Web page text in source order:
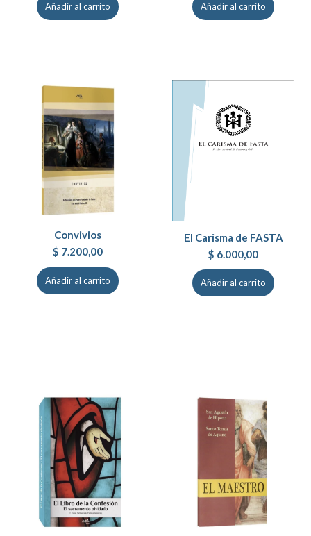
Añadir al carrito Añadir al carrito
Convivios
$ 7.200,00
Añadir al carrito
El Carisma de FASTA
$ 6.000,00
Añadir al carrito